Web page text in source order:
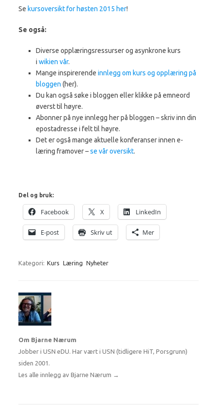
Se kursoversikt for høsten 2015 her!
Se også:
Diverse opplæringsressurser og asynkrone kurs
i wikien vår.
Mange inspirerende innlegg om kurs og opplæring på
bloggen (her).
Du kan også søke i bloggen eller klikke på emneord
øverst til høyre.
Abonner på nye innlegg her på bloggen – skriv inn din
epostadresse i felt til høyre.
Det er også mange aktuelle konferanser innen e-
læring framover –se vår oversikt.
Del og bruk:
Facebook X LinkedIn
E-post Skriv ut Mer
Kategori: Kurs Læring Nyheter
Om Bjarne Nærum
Jobber i USN eDU. Har vært i USN (tidligere HiT, Porsgrunn)
siden 2001.
Les alle innlegg av Bjarne Nærum →